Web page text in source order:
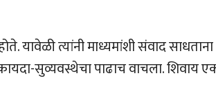
यावेळी त्यांनी माध्यमांशी संवाद
सुव्यवस्थेचा पाढाच वाचला.